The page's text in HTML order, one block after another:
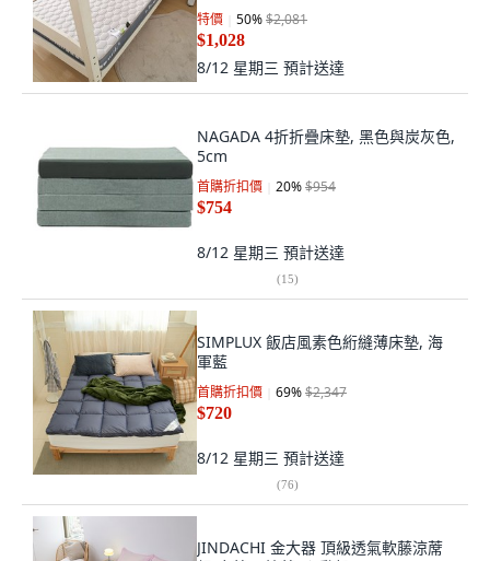
特價 50%$2,081
$1,028
8/12 星期三 預計送達
NAGADA 4折折疊床墊, 黑色與炭灰色,
5cm
首購折扣價 20%$954
$754
8/12 星期三 預計送達
(15)
SIMPLUX 飯店風素色絎縫薄床墊, 海
軍藍
首購折扣價 69%$2,347
$720
8/12 星期三 預計送達
(76)
JINDACHI 金大器 頂級透氣軟藤涼蓆